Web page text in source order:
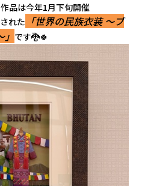
品は今年1月下旬開催
れた 「世界の民族衣装 ～ブ
です🐉🍀